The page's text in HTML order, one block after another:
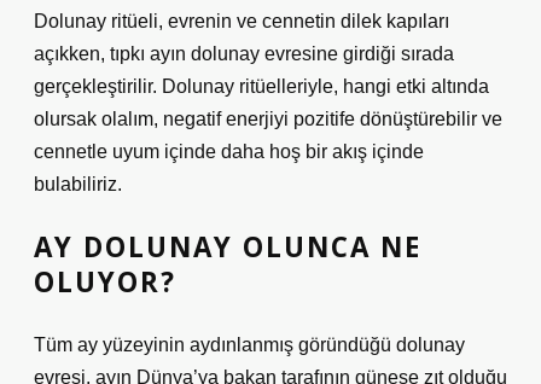
Dolunay ritüeli, evrenin ve cennetin dilek kapıları
açıkken, tıpkı ayın dolunay evresine girdiği sırada
gerçekleştirilir. Dolunay ritüelleriyle, hangi etki altında
olursak olalım, negatif enerjiyi pozitife dönüştürebilir ve
cennetle uyum içinde daha hoş bir akış içinde
bulabiliriz.
AY DOLUNAY OLUNCA NE
OLUYOR?
Tüm ay yüzeyinin aydınlanmış göründüğü dolunay
evresi, ayın Dünya’ya bakan tarafının güneşe zıt olduğu